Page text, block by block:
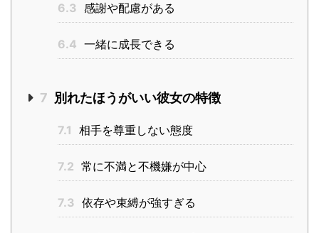
6.3 感謝や配慮がある
6.4 一緒に成長できる
7 別れたほうがいい彼女の特徴
7.1 相手を尊重しない態度
7.2 常に不満と不機嫌が中心
7.3 依存や束縛が強すぎる